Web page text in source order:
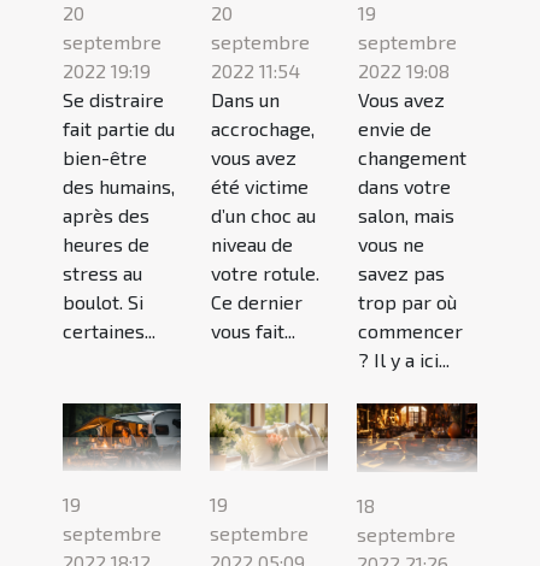
20
septembre
2022 19:19
Se distraire
fait partie du
bien-être
des humains,
après des
heures de
stress au
boulot. Si
certaines...
20
septembre
2022 11:54
Dans un
accrochage,
vous avez
été victime
d’un choc au
niveau de
votre rotule.
Ce dernier
vous fait...
19
septembre
2022 19:08
Vous avez
envie de
changement
dans votre
salon, mais
vous ne
savez pas
trop par où
commencer
? Il y a ici...
19
septembre
19
septembre
18
septembre